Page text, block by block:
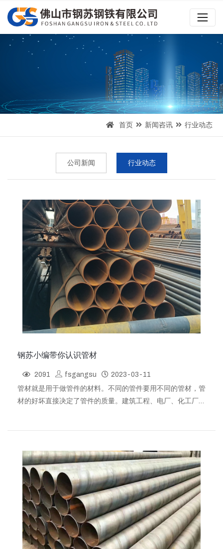
首页 新闻咨讯 行业动态
公司新闻 行业动态
钢苏小编带你认识管材
2091 fsgangsu
2023-03-11
管材就是用于做管件的材料。不同的管件要用不同的管材，管
材的好坏直接决定了管件的质量。建筑工程、电厂、化工厂等
油裂化用无缝钢管：有执行标准GB/T14976；流体输送用不
锈钢无缝钢管，常见材质有合金（15CrMo、12Cr1···